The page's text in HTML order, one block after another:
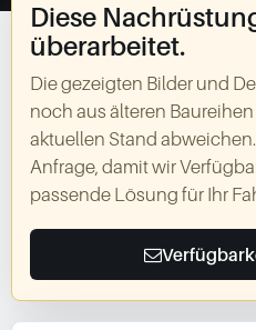
Diese
überarbeitet.
Die gezeigten Bilder und
noch aus älteren
aktuellen Stand
Anfrage, damit wir
passende Lösung für Ihr